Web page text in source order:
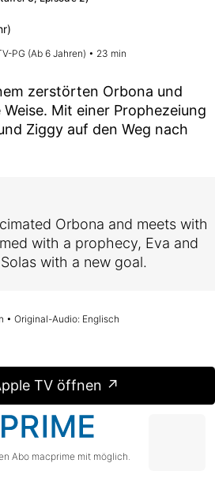
PG (Ab 6 Jahren) • 23 min
zerstörten Orbona und
Mit einer Prophezeiung
Ziggy auf den Weg nach
Orbona and meets with
with a prophecy, Eva and
with a new goal.
• Original-Audio: Englisch
TV öffnen ↗
Abo macprime mit möglich.